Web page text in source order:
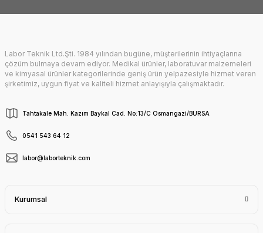
Gönder
Labor Teknik Ltd.Şti. 1984 yılından bugüne, müşterilerinin ihtiyaçlarına
çözüm bulmaya devam ediyor. Medikal ürünler, laboratuvar malzemeleri
ve kimyasal ürünler kategorilerinde geniş ürün yelpazesiyle hizmet veren
şirketimiz, uygun fiyat ve kaliteli hizmet anlayışıyla çalışmaktadır.
Tahtakale Mah. Kazım Baykal Cad. No:13/C Osmangazi/BURSA
0541 543 64 12
labor@laborteknik.com
Kurumsal